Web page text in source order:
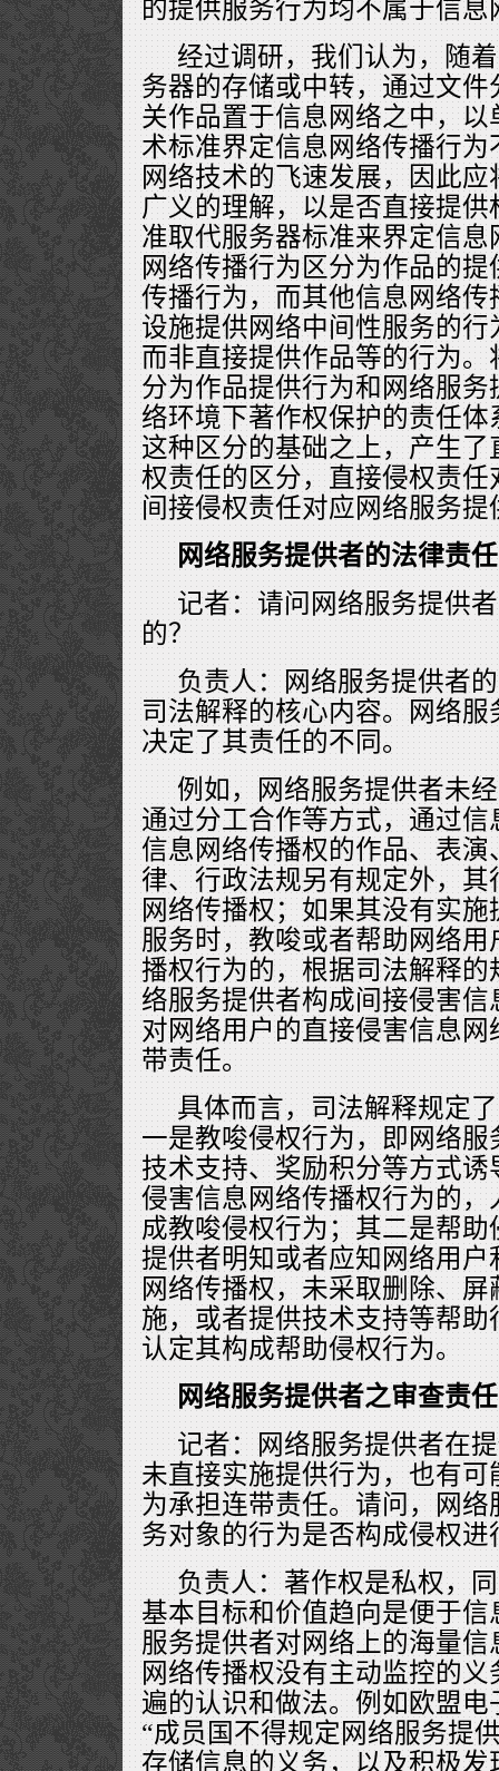
的提供服务行为均不属于信
经过调研，我们认为，随
务器的存储或中转，通过文
关作品置于信息网络之中，以
术标准界定信息网络传播行
网络技术的飞速发展，因此
广义的理解，以是否直接提
准取代服务器标准来界定信
网络传播行为区分为作品的
传播行为，而其他信息网络
设施提供网络中间性服务的
而非直接提供作品等的行为
分为作品提供行为和网络服
络环境下著作权保护的责任
这种区分的基础之上，产生
权责任的区分，直接侵权责
间接侵权责任对应网络服务提
网络服务提供者的法律责任
记者：请问网络服务提供
的？
负责人：网络服务提供者
司法解释的核心内容。网络
决定了其责任的不同。
例如，网络服务提供者未
通过分工合作等方式，通过
信息网络传播权的作品、表
律、行政法规另有规定外，
网络传播权；如果其没有实
服务时，教唆或者帮助网络
播权行为的，根据司法解释
络服务提供者构成间接侵害
对网络用户的直接侵害信息
带责任。
具体而言，司法解释规定
一是教唆侵权行为，即网络
技术支持、奖励积分等方式
侵害信息网络传播权行为的
成教唆侵权行为；其二是帮
提供者明知或者应知网络用
网络传播权，未采取删除、
施，或者提供技术支持等帮
认定其构成帮助侵权行为。
网络服务提供者之审查责任
记者：网络服务提供者在
未直接实施提供行为，也有
为承担连带责任。请问，网
务对象的行为是否构成侵权进
负责人：著作权是私权，
基本目标和价值趋向是便于
服务提供者对网络上的海量
网络传播权没有主动监控的
遍的认识和做法。例如欧盟
“成员国不得规定网络服务提
存储信息的义务，以及积极